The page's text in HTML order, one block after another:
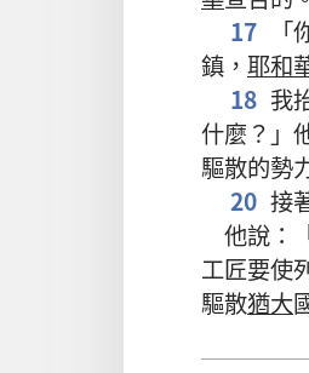
17
鎮， 耶和
18 我
什麼？」
驅散的勢
20 接
他說：
工匠要使
驅散猶大